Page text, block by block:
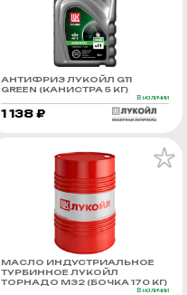
АНТИФРИЗ ЛУКОЙЛ G11
GREEN (КАНИСТРА 5 КГ)
В наличии
1 138 ₽
МАСЛО ИНДУСТРИАЛЬНОЕ
ТУРБИННОЕ ЛУКОЙЛ
ТОРНАДО М32 (БОЧКА 170 КГ)
В наличии